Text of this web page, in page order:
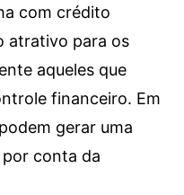
com crédito
atrativo para os
aqueles que
financeiro. Em
gerar uma
por conta da